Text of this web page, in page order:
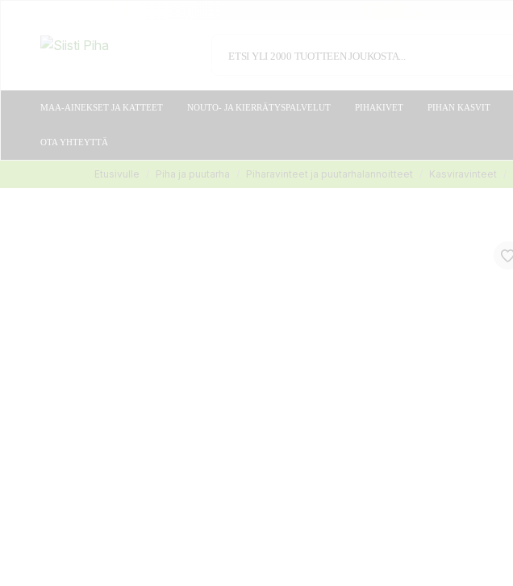
MAA-AINEKSET JA KATTEET NOUTO- JA KIERRÄTYSPALVELUT PIHAKIVET PIHAN KASVIT
OTA YHTEYTTÄ
Etusivulle Piha ja puutarha Piharavinteet ja puutarhalannoitteet Kasviravinteet